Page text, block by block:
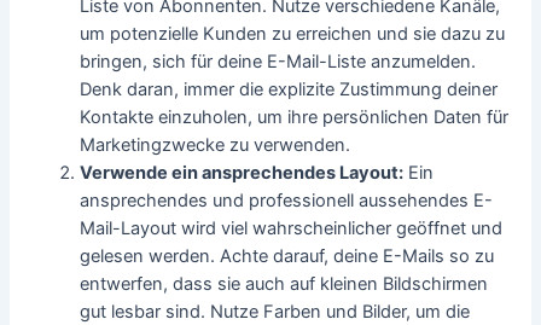
Liste von Abonnenten. Nutze verschiedene Kanäle,
um potenzielle Kunden zu erreichen und sie dazu zu
bringen, sich für deine E-Mail-Liste anzumelden.
Denk daran, immer die explizite Zustimmung deiner
Kontakte einzuholen, um ihre persönlichen Daten für
Marketingzwecke zu verwenden.
Verwende ein ansprechendes Layout: Ein
ansprechendes und professionell aussehendes E-
Mail-Layout wird viel wahrscheinlicher geöffnet und
gelesen werden. Achte darauf, deine E-Mails so zu
entwerfen, dass sie auch auf kleinen Bildschirmen
gut lesbar sind. Nutze Farben und Bilder, um die